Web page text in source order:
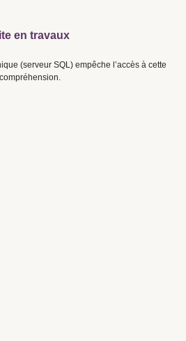
en travaux
(serveur SQL) empêche l’accès à cette